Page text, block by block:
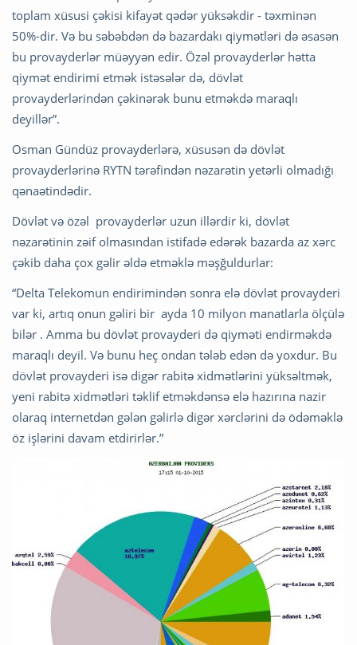
toplam xüsusi çəkisi kifayət qədər yüksəkdir - təxminən
50%-dir. Və bu səbəbdən də bazardakı qiymətləri də əsasən
bu provayderlər müəyyən edir. Özəl provayderlər hətta
qiymət endirimi etmək istəsələr də, dövlət
provayderlərindən çəkinərək bunu etməkdə maraqlı
deyillər”.
Osman Gündüz provayderlərə, xüsusən də dövlət
provayderlərinə RYTN tərəfindən nəzarətin yetərli olmadığı
qənaətindədir.
Dövlət və özəl provayderlər uzun illərdir ki, dövlət
nəzarətinin zəif olmasından istifadə edərək bazarda az xərc
çəkib daha çox gəlir əldə etməklə məşğuldurlar:
“Delta Telekomun endirimindən sonra elə dövlət provayderi
var ki, artıq onun gəliri bir ayda 10 milyon manatlarla ölçülə
bilər . Amma bu dövlət provayderi də qiyməti endirməkdə
maraqlı deyil. Və bunu heç ondan tələb edən də yoxdur. Bu
dövlət provayderi isə digər rabitə xidmətlərini yüksəltmək,
yeni rabitə xidmətləri təklif etməkdənsə elə hazırına nazir
olaraq internetdən gələn gəlirlə digər xərclərini də ödəməklə
öz işlərini davam etdirirlər.”